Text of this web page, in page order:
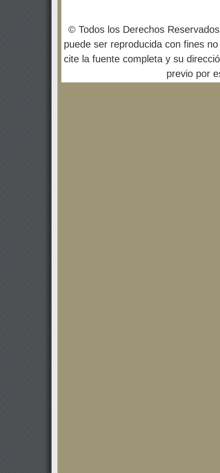
© Todos los Derechos
puede ser reproducida con fines
cite la fuente completa y su
previo por